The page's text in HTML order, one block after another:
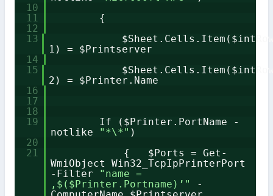
10
11
{
12
13
1) = $Printserver
14
15
2) = $Printer.Name
16
17
18
19
If ($Printer.PortName -
notlike
"*\*" )
20
21
{ $Ports = Get-
WmiObject Win32_TcpIpPrinterPort
-Filter
"name =
‚$($Printer.Portname)’"
-